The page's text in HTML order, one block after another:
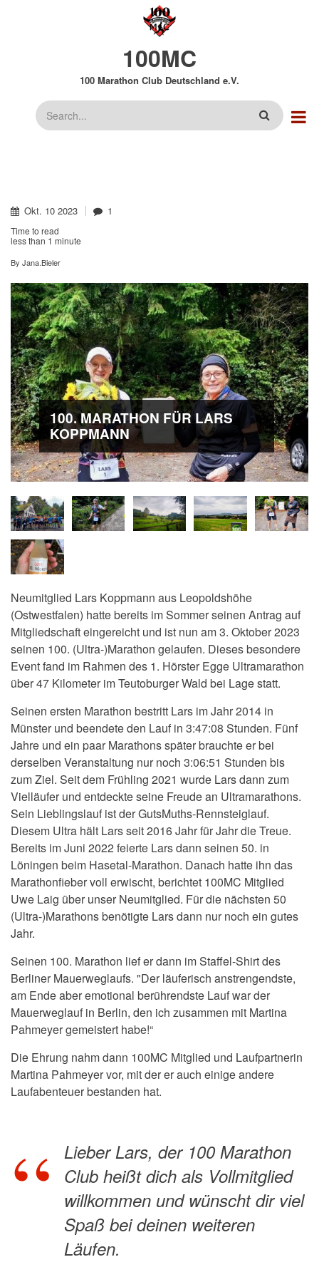
100MC
100 Marathon Club Deutschland e.V.
Suche
Okt. 10 2023 1
Time to read
less than 1 minute
By Jana.Bieler
100. MARATHON FÜR LARS
KOPPMANN
Neumitglied Lars Koppmann aus Leopoldshöhe
(Ostwestfalen) hatte bereits im Sommer seinen Antrag auf
Mitgliedschaft eingereicht und ist nun am 3. Oktober 2023
seinen 100. (Ultra-)Marathon gelaufen. Dieses besondere
Event fand im Rahmen des 1. Hörster Egge Ultramarathon
über 47 Kilometer im Teutoburger Wald bei Lage statt.
Seinen ersten Marathon bestritt Lars im Jahr 2014 in
Münster und beendete den Lauf in 3:47:08 Stunden. Fünf
Jahre und ein paar Marathons später brauchte er bei
derselben Veranstaltung nur noch 3:06:51 Stunden bis
zum Ziel. Seit dem Frühling 2021 wurde Lars dann zum
Vielläufer und entdeckte seine Freude an Ultramarathons.
Sein Lieblingslauf ist der GutsMuths-Rennsteiglauf.
Diesem Ultra hält Lars seit 2016 Jahr für Jahr die Treue.
Bereits im Juni 2022 feierte Lars dann seinen 50. in
Löningen beim Hasetal-Marathon. Danach hatte ihn das
Marathonfieber voll erwischt, berichtet 100MC Mitglied
Uwe Laig über unser Neumitglied. Für die nächsten 50
(Ultra-)Marathons benötigte Lars dann nur noch ein gutes
Jahr.
Seinen 100. Marathon lief er dann im Staffel-Shirt des
Berliner Mauerweglaufs. "Der läuferisch anstrengendste,
am Ende aber emotional berührendste Lauf war der
Mauerweglauf in Berlin, den ich zusammen mit Martina
Pahmeyer gemeistert habe!“
Die Ehrung nahm dann 100MC Mitglied und Laufpartnerin
Martina Pahmeyer vor, mit der er auch einige andere
Laufabenteuer bestanden hat.
Lieber Lars, der 100 Marathon
Club heißt dich als Vollmitglied
willkommen und wünscht dir viel
Spaß bei deinen weiteren
Läufen.